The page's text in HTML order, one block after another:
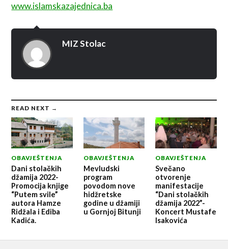
www.islamskazajednica.ba
MIZ Stolac
READ NEXT →
OBAVJEŠTENJA
Dani stolačkih
džamija 2022-
Promocija knjige
“Putem svile”
autora Hamze
Ridžala i Ediba
Kadića.
OBAVJEŠTENJA
Mevludski
program
povodom nove
hidžretske
godine u džamiji
u Gornjoj Bitunji
OBAVJEŠTENJA
Svečano
otvorenje
manifestacije
“Dani stolačkih
džamija 2022”-
Koncert Mustafe
Isakovića